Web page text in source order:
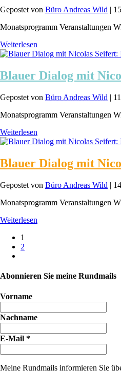
Gepostet von Büro Andreas Wild |
Monatsprogramm Veranstaltungen
Weiterlesen
Blauer Dialog mit
Gepostet von Büro Andreas Wild |
Monatsprogramm Veranstaltungen
Weiterlesen
Blauer Dialog mit
Gepostet von Büro Andreas Wild |
Monatsprogramm Veranstaltungen
Weiterlesen
1
2
Abonnieren Sie meine Rundmails
Vorname
Nachname
E-Mail *
Meine Rundmails informieren Sie